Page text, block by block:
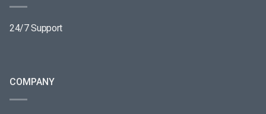
24/7 Support
COMPANY